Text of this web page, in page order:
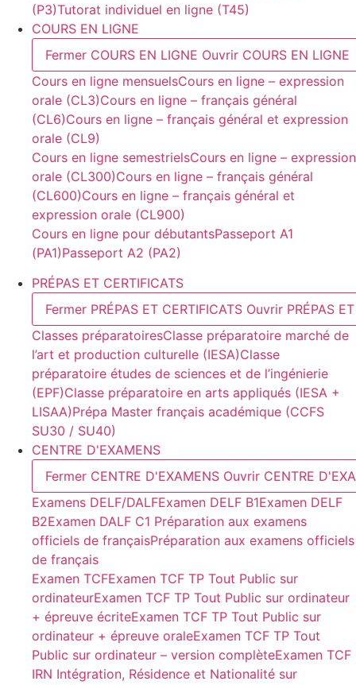
(P3)Tutorat individuel en ligne (T45)
COURS EN LIGNE
Fermer COURS EN LIGNE Ouvrir COURS EN LIGNE
Cours en ligne mensuelsCours en ligne – expression
orale (CL3)Cours en ligne – français général
(CL6)Cours en ligne – français général et expression
orale (CL9)
Cours en ligne semestrielsCours en ligne – expression
orale (CL300)Cours en ligne – français général
(CL600)Cours en ligne – français général et
expression orale (CL900)
Cours en ligne pour débutantsPasseport A1
(PA1)Passeport A2 (PA2)
PRÉPAS ET CERTIFICATS
Fermer PRÉPAS ET CERTIFICATS Ouvrir PRÉPAS
Classes préparatoiresClasse préparatoire marché de
l’art et production culturelle (IESA)Classe
préparatoire études de sciences et de l’ingénierie
(EPF)Classe préparatoire en arts appliqués (IESA +
LISAA)Prépa Master français académique (CCFS
SU30 / SU40)
CENTRE D'EXAMENS
Fermer CENTRE D'EXAMENS Ouvrir CENTRE
Examens DELF/DALFExamen DELF B1Examen DELF
B2Examen DALF C1 Préparation aux examens
officiels de françaisPréparation aux examens officiels
de français
Examen TCFExamen TCF TP Tout Public sur
ordinateurExamen TCF TP Tout Public sur ordinateur
+ épreuve écriteExamen TCF TP Tout Public sur
ordinateur + épreuve oraleExamen TCF TP Tout
Public sur ordinateur – version complèteExamen TCF
IRN Intégration, Résidence et Nationalité sur